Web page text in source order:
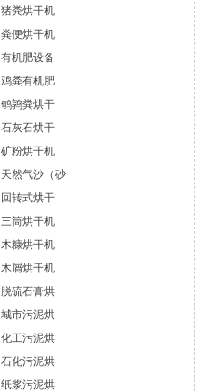
猪粪烘干机
粪便烘干机
有机肥设备
鸡粪有机肥
鹌鹑粪烘干
石灰石烘干
矿粉烘干机
天然气沙（砂
回转式烘干
三筒烘干机
木糠烘干机
木屑烘干机
脱硫石膏烘
城市污泥烘
化工污泥烘
石化污泥烘
纸浆污泥烘